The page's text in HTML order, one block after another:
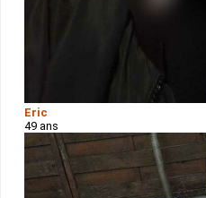
Eric
49 ans